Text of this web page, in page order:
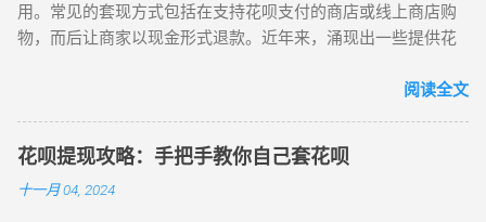
用。常见的套现方式包括在支持花呗支付的商店或线上商店购
物，而后让商家以现金形式退款。近年来，涌现出一些提供花
应用也可通过扫描二维码实现自动回款。至于这些平台和应用
https://sites.google.com/view/hbtxw/s 花呗作为支付宝推出的
信用支付产品，用户能在指定商家消费并享受一定免息期。花
呗免息期最长达 40 天，最短为 10 天，账单日为每月 1 号，还
阅读全文
花呗提现攻略：手把手教你自己套花呗
十一月 04, 2024